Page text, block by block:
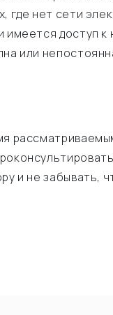
где нет сети
имеется доступ
или
и не забывать,